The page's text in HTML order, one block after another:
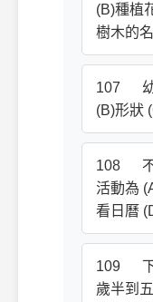
(B)種植
樹木的
107 幼
(B)形狀
108 不
活動為
看日曆
109 下
歲半到